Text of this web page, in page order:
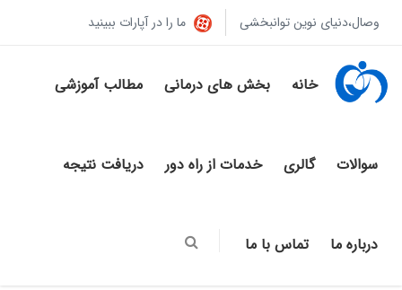
وصال،دنیای نوین توانبخشی ما را در آپارات ببینید
خانه بخش های درمانی مطالب آموزشی
سوالات گالری خدمات از راه دور دریافت نتیجه
درباره ما تماس با ما